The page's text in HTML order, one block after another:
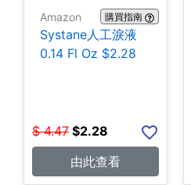
Amazon 購買指南
Systane人工淚液
0.14 Fl Oz $2.28
$ 4.47 $2.28
由此查看